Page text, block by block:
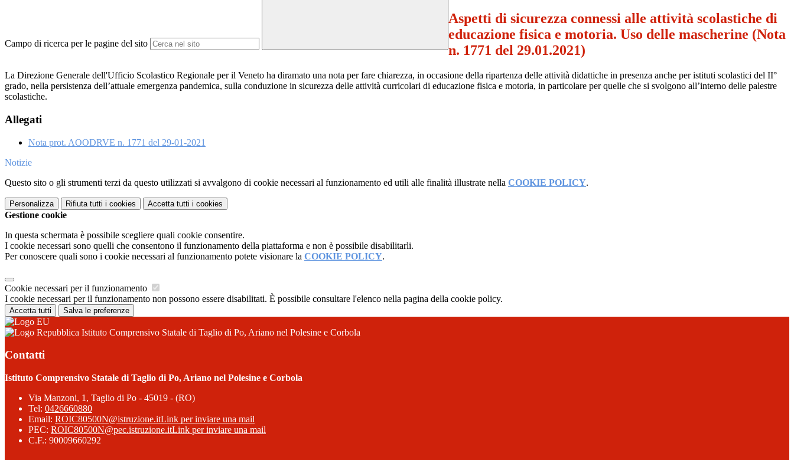
Campo di ricerca per le pagine del sito
Aspetti di sicurezza connessi alle attività scolastiche di
educazione fisica e motoria. Uso delle mascherine (Nota
n. 1771 del 29.01.2021)
La Direzione Generale dell'Ufficio Scolastico Regionale per il Veneto ha diramato una nota per fare chiarezza, in occasione della ripartenza delle attività didattiche in presenza anche per istituti scolastici del II°
grado, nella persistenza dell’attuale emergenza pandemica, sulla conduzione in sicurezza delle attività curricolari di educazione fisica e motoria, in particolare per quelle che si svolgono all’interno delle palestre
scolastiche.
Allegati
Nota prot. AOODRVE n. 1771 del 29-01-2021
Notizie
Questo sito o gli strumenti terzi da questo utilizzati si avvalgono di cookie necessari al funzionamento ed utili alle finalità illustrate nella COOKIE POLICY.
Personalizza Rifiuta tutti i cookies Accetta tutti i cookies
Gestione cookie
In questa schermata è possibile scegliere quali cookie consentire.
I cookie necessari sono quelli che consentono il funzionamento della piattaforma e non è possibile disabilitarli.
Per conoscere quali sono i cookie necessari al funzionamento potete visionare la COOKIE POLICY.
Cookie necessari per il funzionamento
I cookie necessari per il funzionamento non possono essere disabilitati. È possibile consultare l'elenco nella pagina della cookie policy.
Accetta tutti Salva le preferenze
Istituto Comprensivo Statale di Taglio di Po, Ariano nel Polesine e Corbola
Contatti
Istituto Comprensivo Statale di Taglio di Po, Ariano nel Polesine e Corbola
Via Manzoni, 1, Taglio di Po - 45019 - (RO)
Tel: 0426660880
Email: ROIC80500N@istruzione.itLink per inviare una mail
PEC: ROIC80500N@pec.istruzione.itLink per inviare una mail
C.F.: 90009660292